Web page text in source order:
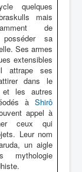
quelques
mais
de
sa
Ses armes
extensibles
attrape ses
dans le
et les autres
à Shirô
appel à
ceux qui
Leur nom
un aigle
mythologie